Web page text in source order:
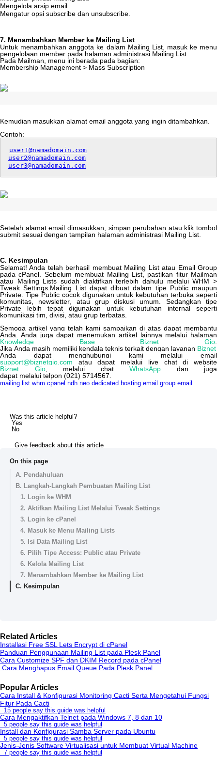
Mengelola arsip email
Mengatur opsi subscribe dan unsubscribe
7. Menambahkan Member ke Mailing List
Untuk menambahkan anggota ke dalam Mailing List, masuk ke menu
pengelolaan member pada halaman administrasi Mailing List
Pada Mailman menu ini berada pada bagian:
Membership Management > Mass Subscription
Kemudian masukkan alamat email anggota yang ingin ditambahkan
Contoh:
user1@namadomain . com
user2@namadomain . com
user3@namadomain . com
Setelah alamat email dimasukkan simpan perubahan atau klik tombol
submit sesuai dengan tampilan halaman administrasi Mailing List
C. Kesimpulan
Selamat! Anda telah berhasil membuat Mailing List atau Email Group
pada cPanel Sebelum membuat Mailing List, pastikan fitur Mailman
atau
Mailing Lists sudah diaktifkan terlebih dahulu melalui WHM >
Tweak Settings Mailing List dapat dibuat dalam tipe Public maupun
Private Tipe Public cocok digunakan untuk kebutuhan terbuka seperti
komunitas
newsletter, atau grup diskusi umum Sedangkan
tipe
Private
lebih tepat digunakan untuk kebutuhan internal
seperti
komunikasi tim divisi atau grup terbatas
Semoga artikel yang telah kami sampaikan di atas dapat membantu
Anda
Anda juga dapat menemukan artikel lainnya melalui halaman
Knowledge
Base Biznet Gio
Jika Anda masih memiliki kendala teknis terkait dengan layanan Biznet
Anda
dapat menghubungi kami melalui
email
support@biznetgio com atau dapat melalui live chat di
website
Biznet
Gio, melalui chat WhatsApp dan
juga
dapat melalui telpon (021) 5714567
mailing list whm cpanel ndh neo dedicated hosting email group email
Was this article helpful?
Yes
No
Give feedback about this article
On this page
A. Pendahuluan
B. Langkah-Langkah Pembuatan Mailing List
1. Login ke WHM
2. Aktifkan Mailing List Melalui Tweak Settings
3. Login ke cPanel
4. Masuk ke Menu Mailing Lists
5. Isi Data Mailing List
6. Pilih Tipe Access: Public atau Private
6. Kelola Mailing List
7. Menambahkan Member ke Mailing List
C. Kesimpulan
Related Articles
Installasi Free SSL Lets Encrypt di cPanel
Panduan Penggunaan Mailing List pada Plesk Panel
Cara Customize SPF dan DKIM Record pada cPanel
Cara Menghapus Email Queue Pada Plesk Panel
Popular Articles
Cara Install & Konfigurasi Monitoring Cacti Serta Mengetahui Fungsi
Fitur Pada Cacti
15 people say this guide was helpful
Cara Mengaktifkan Telnet pada Windows 7, 8 dan 10
5 people say this guide was helpful
Install dan Konfigurasi Samba Server pada Ubuntu
5 people say this guide was helpful
Jenis-Jenis Software Virtualisasi untuk Membuat Virtual Machine
7 people say this guide was helpful